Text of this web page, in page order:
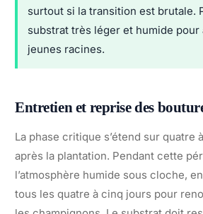
surtout si la transition est brutale.
substrat très léger et humide
jeunes racines.
Entretien et reprise des
La phase critique s’étend sur quatre
après la plantation. Pendant cette
l’atmosphère humide sous cloche,
tous les quatre à cinq jours pour